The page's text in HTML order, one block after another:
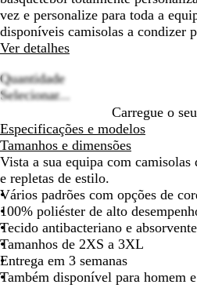
de
seta
para
vez e personalize para toda a
disponíveis camisolas a condizer
Ver detalhes
Quantidade
Selecionar...
Carregue o
Especificações e modelos
Tamanhos e dimensões
Vista a sua equipa com camisolas
e repletas de estilo.
Vários padrões com opções de
100% poliéster de alto
Tecido antibacteriano e absorvente
Tamanhos de 2XS a 3XL
Entrega em 3 semanas
Também disponível para homem